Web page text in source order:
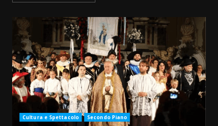
Cultura e Spettacolo Secondo Piano